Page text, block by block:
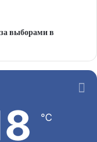
выборами в
℃